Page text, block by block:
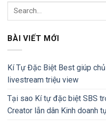
BÀI VIẾT MỚI
Kí Tự Đặc Biệt Best giúp
livestream triệu view
Tại sao Kí tự đặc biệt SBS
Creator lẫn dân Kinh doanh